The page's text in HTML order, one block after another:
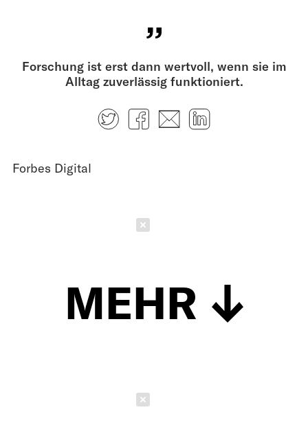
Forschung ist erst dann wertvoll, wenn sie im
Alltag zuverlässig funktioniert.
TwitterFacebook
E-mail
Forbes Digital
MEHR